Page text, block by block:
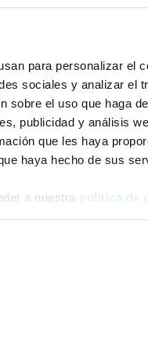
para personalizar el
sociales y analizar el
sobre el uso que haga
publicidad y análisis
que les haya
haya hecho de sus
a nuestra política de